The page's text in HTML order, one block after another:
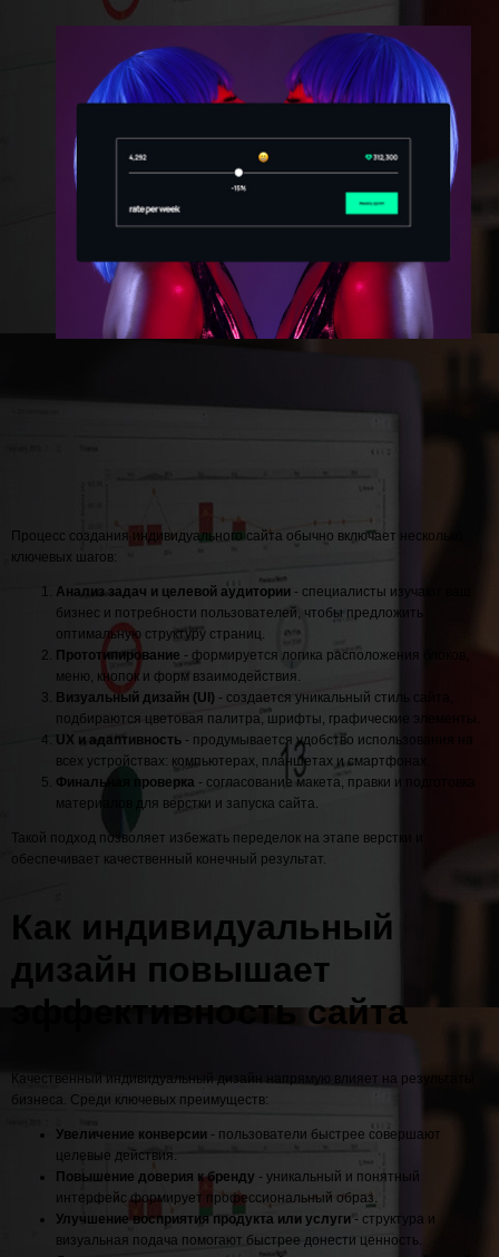
Процесс создания индивидуального сайта обычно включает несколько
ключевых шагов:
Анализ задач и целевой аудитории - специалисты изучают ваш
бизнес и потребности пользователей, чтобы предложить
оптимальную структуру страниц.
Прототипирование - формируется логика расположения блоков,
меню, кнопок и форм взаимодействия.
Визуальный дизайн (UI) - создается уникальный стиль сайта,
подбираются цветовая палитра, шрифты, графические элементы.
UX и адаптивность - продумывается удобство использования на
всех устройствах: компьютерах, планшетах и смартфонах.
Финальная проверка - согласование макета, правки и подготовка
материалов для верстки и запуска сайта.
Такой подход позволяет избежать переделок на этапе верстки и
обеспечивает качественный конечный результат.
Как индивидуальный
дизайн повышает
эффективность сайта
Качественный индивидуальный дизайн напрямую влияет на результаты
бизнеса. Среди ключевых преимуществ:
Увеличение конверсии - пользователи быстрее совершают
целевые действия.
Повышение доверия к бренду - уникальный и понятный
интерфейс формирует профессиональный образ.
Улучшение восприятия продукта или услуги - структура и
визуальная подача помогают быстрее донести ценность.